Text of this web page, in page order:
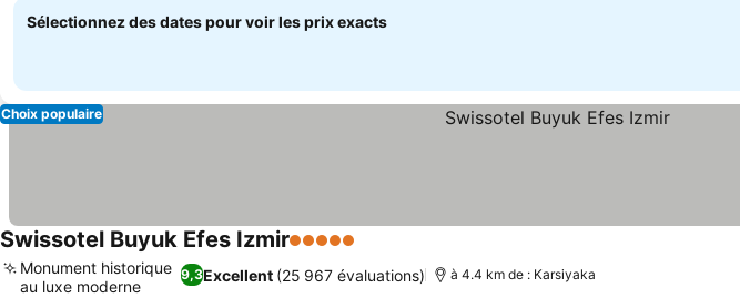
Sélectionnez des dates pour voir les prix exacts
Choix populaire
Swissotel Buyuk Efes Izmir5 Étoiles
9,3Excellent (25 967 évaluations)
Monument historique
au luxe moderne
à 4.4 km de : Karsiyaka